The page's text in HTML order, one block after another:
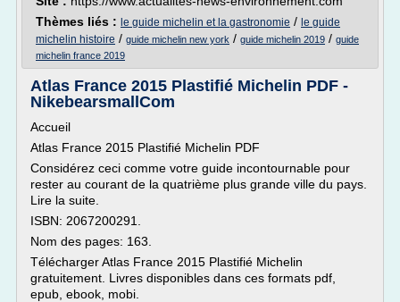
Thèmes liés : le guide michelin et la gastronomie / le guide
michelin histoire / guide michelin new york / guide michelin 2019 / guide
michelin france 2019
Atlas France 2015 Plastifié Michelin PDF -
NikebearsmallCom
Accueil
Atlas France 2015 Plastifié Michelin PDF
Considérez ceci comme votre guide incontournable pour
rester au courant de la quatrième plus grande ville du pays.
Lire la suite.
ISBN: 2067200291.
Nom des pages: 163.
Télécharger Atlas France 2015 Plastifié Michelin
gratuitement. Livres disponibles dans ces formats pdf,
epub, ebook, mobi.